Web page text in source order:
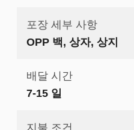
포장 세부 사항
OPP 백, 상자, 상지
배달 시간
7-15 일
지불 조건